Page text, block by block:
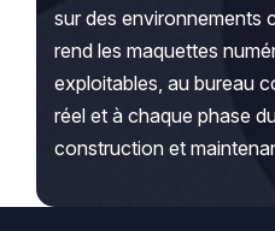
sur des environnements
rend les maquettes
exploitables, au bureau
réel et à chaque phase
construction et